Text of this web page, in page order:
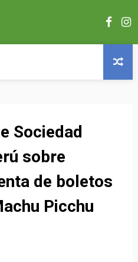
Sociedad
sobre
de boletos
Picchu